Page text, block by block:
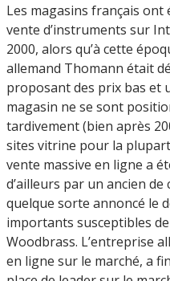
Les magasins français ont
vente d’instruments sur
2000, alors qu’à cette
allemand Thomann était
proposant des prix bas et
magasin ne se sont
tardivement (bien après
sites vitrine pour la
vente massive en ligne a
d’ailleurs par un ancien
quelque sorte annoncé le
importants susceptibles
Woodbrass. L’entreprise
en ligne sur le marché, a